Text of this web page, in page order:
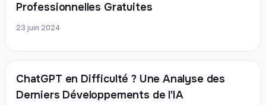
Professionnelles Gratuites
23 juin 2024
ChatGPT en Difficulté ? Une Analyse des
Derniers Développements de l'IA